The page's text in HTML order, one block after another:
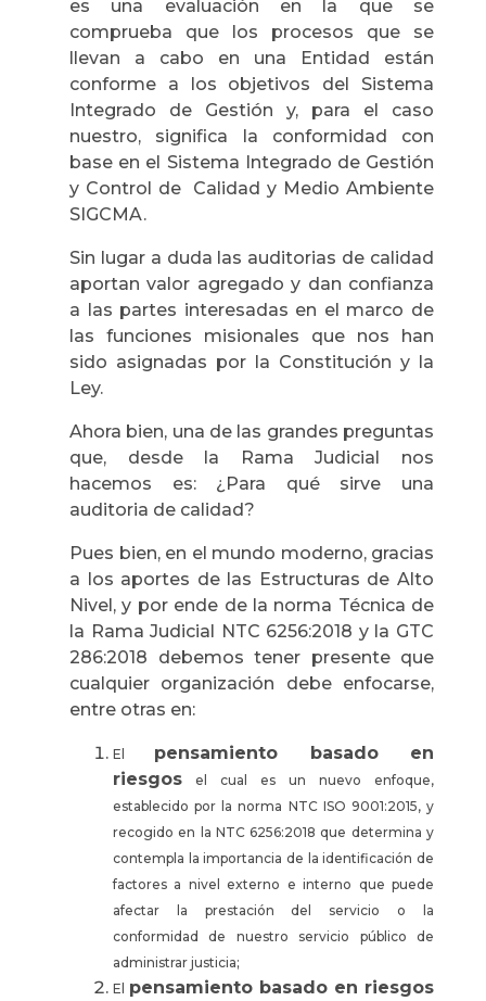
es una evaluación en la que se
comprueba que los procesos que se
llevan a cabo en una Entidad están
conforme a los objetivos del Sistema
Integrado de Gestión y, para el caso
nuestro, significa la conformidad con
base en el Sistema Integrado de Gestión
y Control de Calidad y Medio Ambiente
SIGCMA.
Sin lugar a duda las auditorias de calidad
aportan valor agregado y dan confianza
a las partes interesadas en el marco de
las funciones misionales que nos han
sido asignadas por la Constitución y la
Ley.
Ahora bien, una de las grandes preguntas
que, desde la Rama Judicial nos
hacemos es: ¿Para qué sirve una
auditoria de calidad?
Pues bien, en el mundo moderno, gracias
a los aportes de las Estructuras de Alto
Nivel, y por ende de la norma Técnica de
la Rama Judicial NTC 6256:2018 y la GTC
286:2018 debemos tener presente que
cualquier organización debe enfocarse,
entre otras en:
El pensamiento basado en
riesgos el cual es un nuevo enfoque,
establecido por la norma NTC ISO 9001:2015, y
recogido en la NTC 6256:2018 que determina y
contempla la importancia de la identificación de
factores a nivel externo e interno que puede
afectar la prestación del servicio o la
conformidad de nuestro servicio público de
administrar justicia;
El pensamiento basado en riesgos